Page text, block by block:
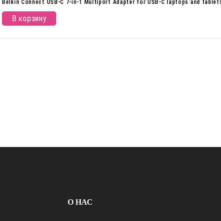
Belkin Connect USB-C 7-in-1 Multiport Adapter for USB-C laptops and
В корзину
О НАС